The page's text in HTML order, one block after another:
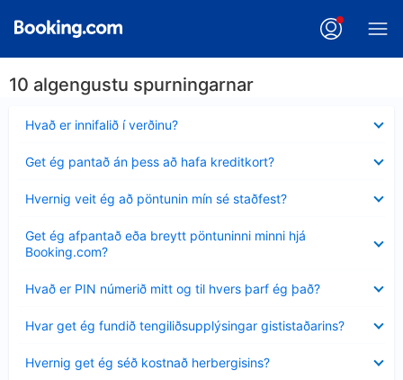
10 algengustu spurningarnar
Hvað er innifalið í verðinu?
sýnt
Get ég pantað án þess að hafa kreditkort?
sýnt
Hvernig veit ég að pöntunin mín sé staðfest?
sýnt
Get ég afpantað eða breytt pöntuninni minni hjá
Booking.com?
sýnt
Hvað er PIN númerið mitt og til hvers þarf ég það?
sýnt
Hvar get ég fundið tengiliðsupplýsingar gististaðarins?
sýnt
Hvernig get ég séð kostnað herbergisins?
sýnt